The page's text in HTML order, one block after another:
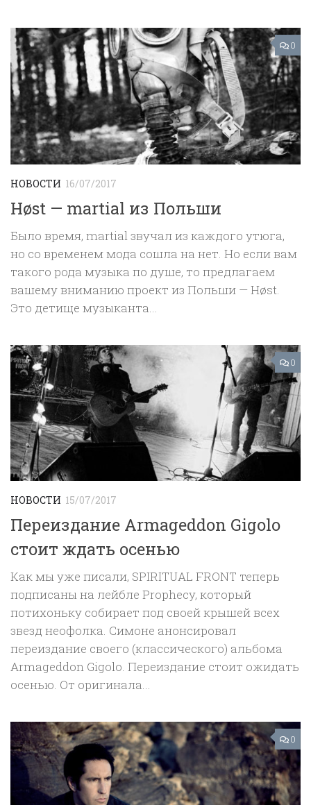
0
НОВОСТИ 16/07/2017
Høst — martial из Польши
Было время, martial звучал из каждого утюга,
но со временем мода сошла на нет. Но если вам
такого рода музыка по душе, то предлагаем
вашему вниманию проект из Польши — Høst.
Это детище музыканта...
0
НОВОСТИ 15/07/2017
Переиздание Armageddon Gigolo
стоит ждать осенью
Как мы уже писали, SPIRITUAL FRONT теперь
подписаны на лейбле Prophecy, который
потихоньку собирает под своей крышей всех
звезд неофолка. Симоне анонсировал
переиздание своего (классического) альбома
Armageddon Gigolo. Переиздание стоит ожидать
осенью. От оригинала...
0